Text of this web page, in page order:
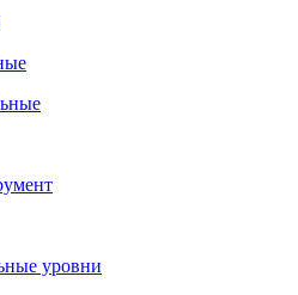
уровни